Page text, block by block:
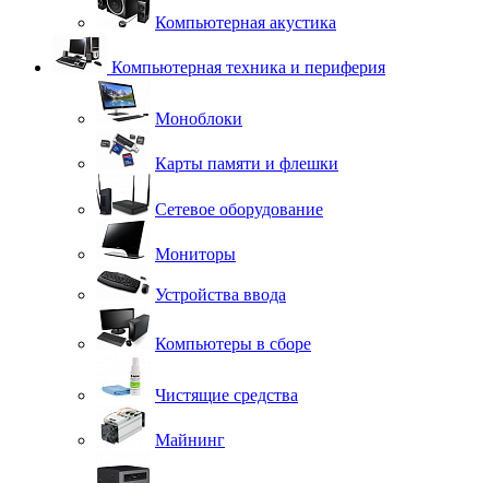
Компьютерная акустика
Компьютерная техника и периферия
Моноблоки
Карты памяти и флешки
Сетевое оборудование
Мониторы
Устройства ввода
Компьютеры в сборе
Чистящие средства
Майнинг